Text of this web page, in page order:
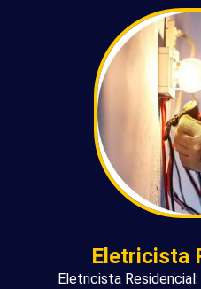
Eletricista
Eletricista